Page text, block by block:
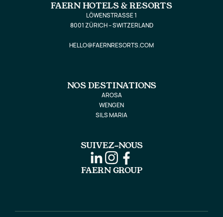
FAERN HOTELS & RESORTS
LÖWENSTRASSE 1
8001 ZÜRICH – SWITZERLAND
HELLO@FAERNRESORTS.COM
NOS DESTINATIONS
AROSA
WENGEN
SILS MARIA
SUIVEZ-NOUS
FAERN GROUP